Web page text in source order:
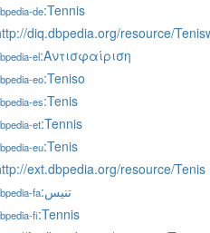
de:Tennis
diq.dbpedia.org/resource/
el:Αντισφαίριση
eo:Teniso
es:Tenis
et:Tennis
eu:Tenis
ext.dbpedia.org/resource/Tenis
fa :تنیس
fi:Tennis